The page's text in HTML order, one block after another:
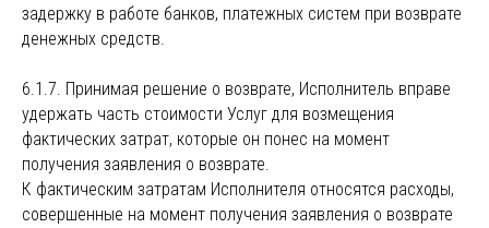
задержку в работе банков, платежных систем при возврате
денежных средств.
6.1.7. Принимая решение о возврате, Исполнитель вправе
удержать часть стоимости Услуг для возмещения
фактических затрат, которые он понес на момент
получения заявления о возврате.
К фактическим затратам Исполнителя относятся расходы,
совершенные на момент получения заявления о возврате